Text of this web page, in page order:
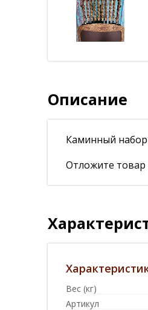
Описание
Каминный
Отложите товар
Вес (кг)
Артикул